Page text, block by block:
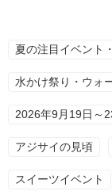
夏の注目イベント
水かけ祭り・ウォ
2026年9月19日～
アジサイの見頃
スイーツイベント